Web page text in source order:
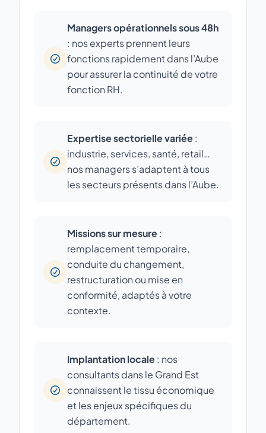
Managers opérationnels sous 48h
: nos experts prennent leurs
fonctions rapidement dans l’Aube
pour assurer la continuité de votre
fonction RH.
Expertise sectorielle variée:
industrie, services, santé, retail…
nos managers s’adaptent à tous
les secteurs présents dans l’Aube.
Missions sur mesure:
remplacement temporaire,
conduite du changement,
restructuration ou mise en
conformité, adaptés à votre
contexte.
Implantation locale: nos
consultants dans le Grand Est
connaissent le tissu économique
et les enjeux spécifiques du
département.